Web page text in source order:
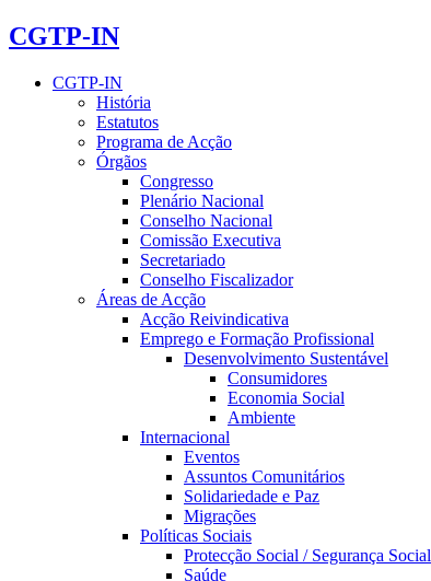
CGTP-IN
CGTP-IN
História
Estatutos
Programa de Acção
Órgãos
Congresso
Plenário Nacional
Conselho Nacional
Comissão Executiva
Secretariado
Conselho Fiscalizador
Áreas de Acção
Acção Reivindicativa
Emprego e Formação Profissional
Desenvolvimento Sustentável
Consumidores
Economia Social
Ambiente
Internacional
Eventos
Assuntos Comunitários
Solidariedade e Paz
Migrações
Políticas Sociais
Protecção Social / Segurança Social
Saúde